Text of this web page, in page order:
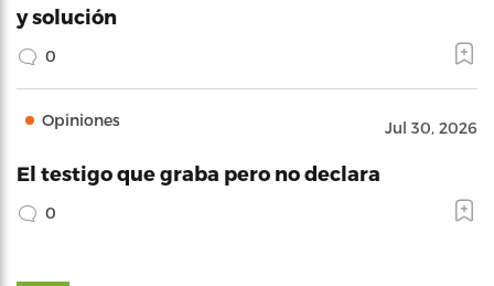
y solución
0
Opiniones Jul 30, 2026
El testigo que graba pero no declara
0